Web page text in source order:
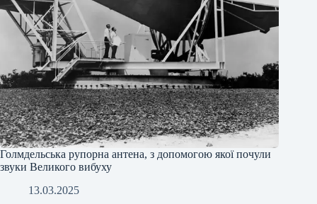
Голмдельська рупорна антена, з допомогою якої почули
звуки Великого вибуху
13.03.2025